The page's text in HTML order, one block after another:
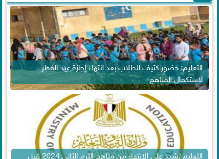
التعليم: حضور كثيف للطلاب بعد انتهاء إجازة عيد الفطر
لاستكمال المناهج
التعليم تشدد على الانتهاء من مناهج الترم الثاني 2024 قبل